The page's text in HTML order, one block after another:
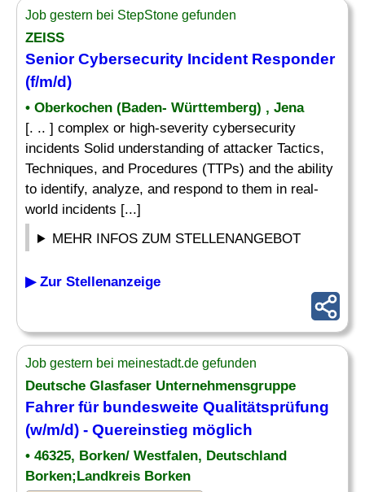
Job gestern bei StepStone gefunden
ZEISS
Senior Cybersecurity Incident Responder
(f/m/d)
• Oberkochen (Baden- Württemberg) , Jena
[. .. ] complex or high-severity cybersecurity
incidents Solid understanding of attacker Tactics,
Techniques, and Procedures (TTPs) and the ability
to identify, analyze, and respond to them in real-
world incidents [...]
MEHR INFOS ZUM STELLENANGEBOT
▶ Zur Stellenanzeige
Job gestern bei meinestadt.de gefunden
Deutsche Glasfaser Unternehmensgruppe
Fahrer für bundesweite Qualitätsprüfung
(w/m/d) - Quereinstieg möglich
• 46325, Borken/ Westfalen, Deutschland
Borken;Landkreis Borken